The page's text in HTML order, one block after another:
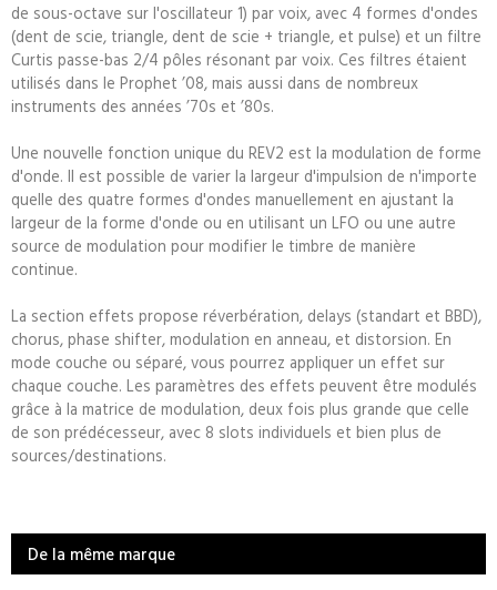
de sous-octave sur l'oscillateur 1) par voix, avec 4 formes d'ondes
(dent de scie, triangle, dent de scie + triangle, et pulse) et un filtre
Curtis passe-bas 2/4 pôles résonant par voix. Ces filtres étaient
utilisés dans le Prophet ’08, mais aussi dans de nombreux
instruments des années ’70s et ’80s.
Une nouvelle fonction unique du REV2 est la modulation de forme
d'onde. Il est possible de varier la largeur d'impulsion de n'importe
quelle des quatre formes d'ondes manuellement en ajustant la
largeur de la forme d'onde ou en utilisant un LFO ou une autre
source de modulation pour modifier le timbre de manière
continue.
La section effets propose réverbération, delays (standart et BBD),
chorus, phase shifter, modulation en anneau, et distorsion. En
mode couche ou séparé, vous pourrez appliquer un effet sur
chaque couche. Les paramètres des effets peuvent être modulés
grâce à la matrice de modulation, deux fois plus grande que celle
de son prédécesseur, avec 8 slots individuels et bien plus de
sources/destinations.
De la même marque